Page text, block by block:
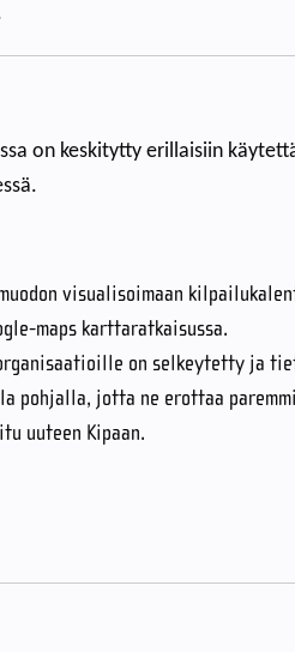
on keskitytty erillaisiin
visualisoimaan
maps karttaratkaisussa.
on selkeytetty ja
pohjalla, jotta ne erottaa
uuteen Kipaan.